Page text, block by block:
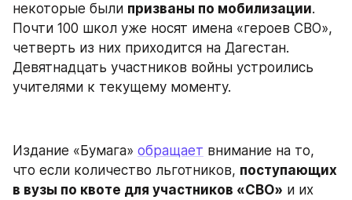
некоторые были призваны по мобилизации.
Почти 100 школ уже носят имена «героев СВО»,
четверть из них приходится на Дагестан.
Девятнадцать участников войны устроились
учителями к текущему моменту.
Издание «Бумага» обращает внимание на то,
что если количество льготников, поступающих
в вузы по квоте для участников «СВО» и их